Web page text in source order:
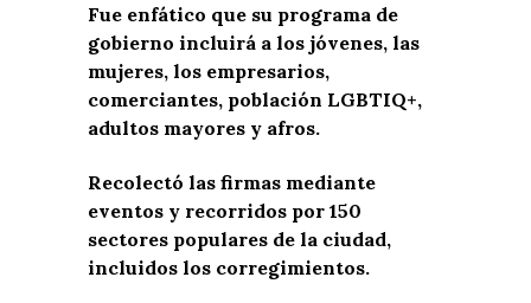
Fue enfático que su programa de
gobierno incluirá a los jóvenes, las
mujeres, los empresarios,
comerciantes, población LGBTIQ+,
adultos mayores y afros.
Recolectó las firmas mediante
eventos y recorridos por 150
sectores populares de la ciudad,
incluidos los corregimientos.